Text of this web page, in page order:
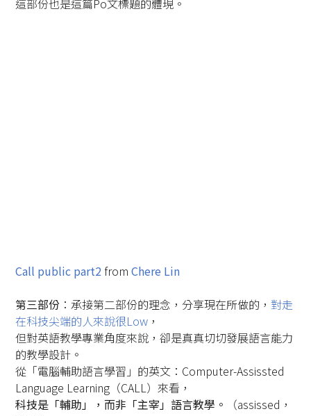
這部份也是這篇Po文標題的體現。
Call public part2from Chere Lin
第三部份 ：承接第二部份的理念，分享現在所做的， 對走
在科技尖端的人來說很Low ，
但對英語教學專業角度來說，卻是真真切切發展語言能力
的教學設計。
從「電腦輔助語言學習」的英文：Computer-Assissted
Language Learning（CALL）來看，
科技是「輔助」，而非「主宰」語言教學。
（assissed，